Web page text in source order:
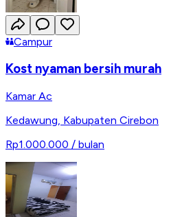
Campur
Kost nyaman bersih murah
Kamar Ac
Kedawung, Kabupaten Cirebon
Rp1.000.000 / bulan